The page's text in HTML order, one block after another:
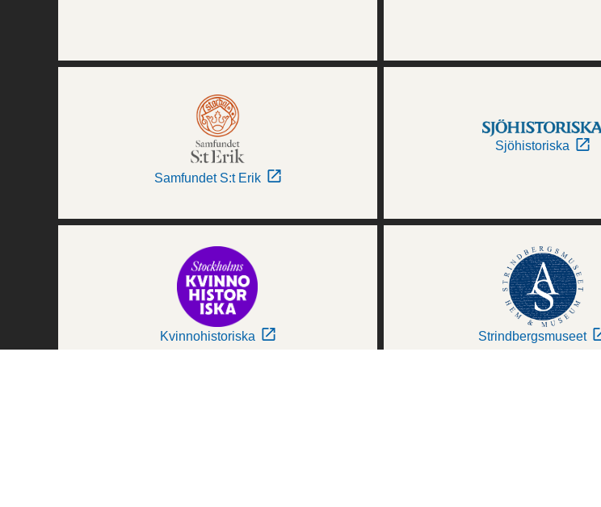
Samfundet S:t Erik
Sjöhistoriska
Kvinnohistoriska Strindbergsmuseet